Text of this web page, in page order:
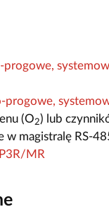
progowe,
progowe,
(O2) lub
w magistralę RS-
MR